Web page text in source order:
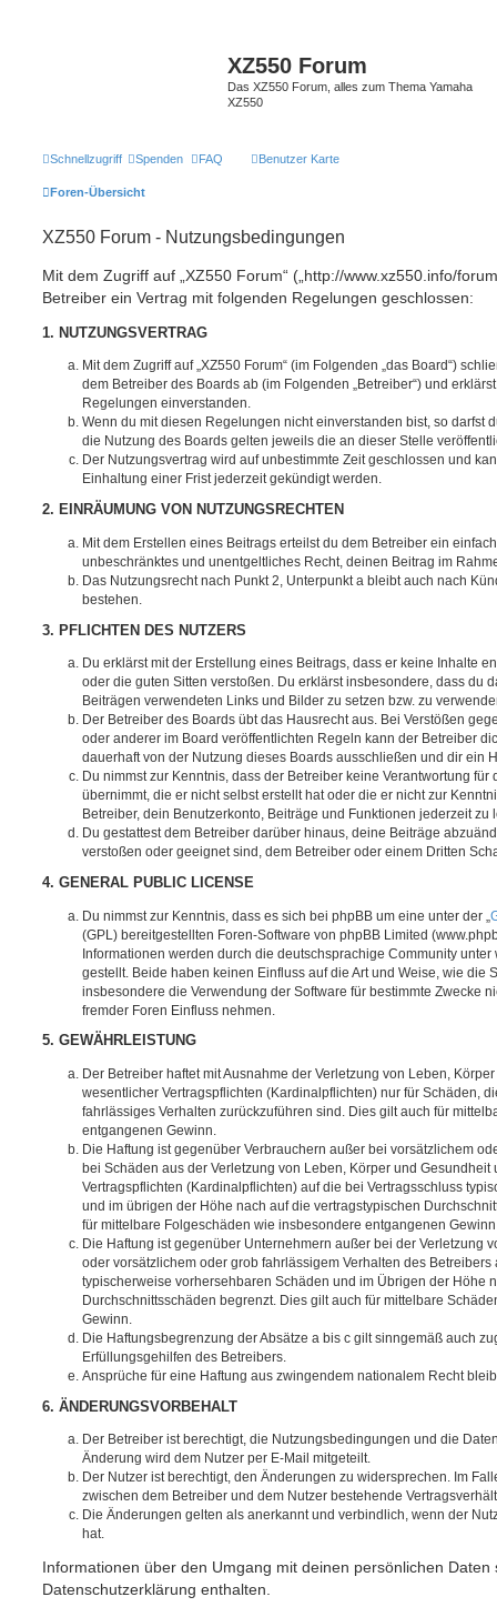
XZ550 Forum
Das XZ550 Forum, alles zum Thema Yamaha
XZ550
Schnellzugriff Spenden FAQ Benutzer Karte
Foren-Übersicht
XZ550 Forum - Nutzungsbedingungen
Mit dem Zugriff auf „XZ550 Forum“ („http://www.xz550.info/
Betreiber ein Vertrag mit folgenden Regelungen geschlossen:
1. NUTZUNGSVERTRAG
Mit dem Zugriff auf „XZ550 Forum“ (im Folgenden „das Board“)
dem Betreiber des Boards ab (im Folgenden „Betreiber“) und
Regelungen einverstanden.
Wenn du mit diesen Regelungen nicht einverstanden bist, so darfst
die Nutzung des Boards gelten jeweils die an dieser Stelle
Der Nutzungsvertrag wird auf unbestimmte Zeit geschlossen und
Einhaltung einer Frist jederzeit gekündigt werden.
2. EINRÄUMUNG VON NUTZUNGSRECHTEN
Mit dem Erstellen eines Beitrags erteilst du dem Betreiber ein
unbeschränktes und unentgeltliches Recht, deinen Beitrag im
Das Nutzungsrecht nach Punkt 2, Unterpunkt a bleibt auch nach
bestehen.
3. PFLICHTEN DES NUTZERS
Du erklärst mit der Erstellung eines Beitrags, dass er keine Inhalte
oder die guten Sitten verstoßen. Du erklärst insbesondere, dass du
Beiträgen verwendeten Links und Bilder zu setzen bzw. zu
Der Betreiber des Boards übt das Hausrecht aus. Bei Verstößen
oder anderer im Board veröffentlichten Regeln kann der Betreiber
dauerhaft von der Nutzung dieses Boards ausschließen und dir ein
Du nimmst zur Kenntnis, dass der Betreiber keine Verantwortung für
übernimmt, die er nicht selbst erstellt hat oder die er nicht zur
Betreiber, dein Benutzerkonto, Beiträge und Funktionen jederzeit zu
Du gestattest dem Betreiber darüber hinaus, deine Beiträge
verstoßen oder geeignet sind, dem Betreiber oder einem Dritten
4. GENERAL PUBLIC LICENSE
Du nimmst zur Kenntnis, dass es sich bei phpBB um eine unter der „
(GPL) bereitgestellten Foren-Software von phpBB Limited
Informationen werden durch die deutschsprachige Community unter
gestellt. Beide haben keinen Einfluss auf die Art und Weise, wie die
insbesondere die Verwendung der Software für bestimmte Zwecke
fremder Foren Einfluss nehmen.
5. GEWÄHRLEISTUNG
Der Betreiber haftet mit Ausnahme der Verletzung von Leben,
wesentlicher Vertragspflichten (Kardinalpflichten) nur für Schäden,
fahrlässiges Verhalten zurückzuführen sind. Dies gilt auch für
entgangenen Gewinn.
Die Haftung ist gegenüber Verbrauchern außer bei vorsätzlichem
bei Schäden aus der Verletzung von Leben, Körper und
Vertragspflichten (Kardinalpflichten) auf die bei Vertragsschluss
und im übrigen der Höhe nach auf die vertragstypischen
für mittelbare Folgeschäden wie insbesondere entgangenen
Die Haftung ist gegenüber Unternehmern außer bei der Verletzung
oder vorsätzlichem oder grob fahrlässigem Verhalten des Betreibers
typischerweise vorhersehbaren Schäden und im Übrigen der Höhe
Durchschnittsschäden begrenzt. Dies gilt auch für mittelbare
Gewinn.
Die Haftungsbegrenzung der Absätze a bis c gilt sinngemäß auch
Erfüllungsgehilfen des Betreibers.
Ansprüche für eine Haftung aus zwingendem nationalem Recht
6. ÄNDERUNGSVORBEHALT
Der Betreiber ist berechtigt, die Nutzungsbedingungen und die
Änderung wird dem Nutzer per E-Mail mitgeteilt.
Der Nutzer ist berechtigt, den Änderungen zu widersprechen. Im
zwischen dem Betreiber und dem Nutzer bestehende
Die Änderungen gelten als anerkannt und verbindlich, wenn der
hat.
Informationen über den Umgang mit deinen persönlichen Daten
Datenschutzerklärung enthalten.